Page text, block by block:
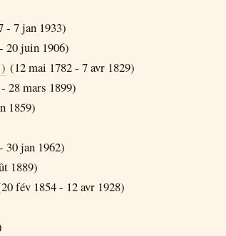
- 7 jan 1933)
20 juin 1906)
(12 mai 1782 - 7 avr 1829)
28 mars 1899)
1859)
30 jan 1962)
1889)
fév 1854 - 12 avr 1928)